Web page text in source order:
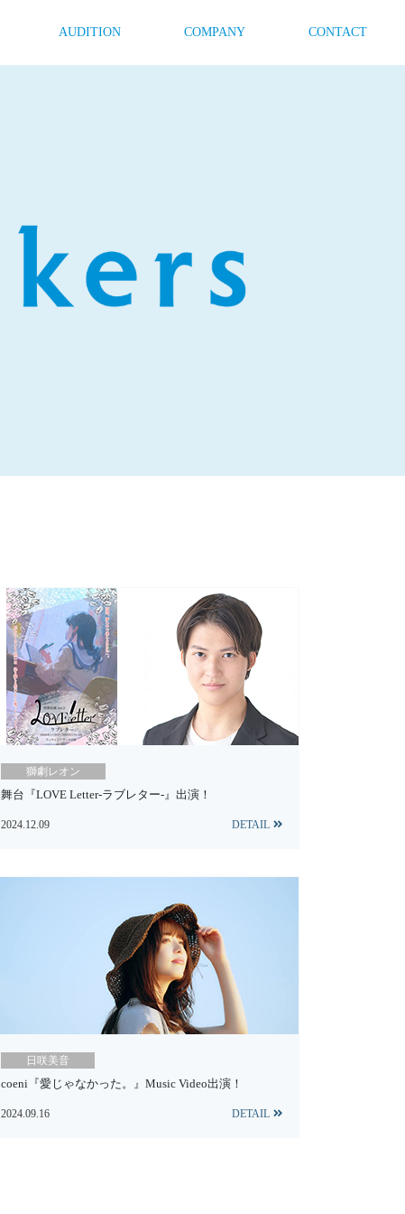
AUDITION COMPANY CONTACT
獅劇レオン
舞台『LOVE Letter-ラブレター-』出演！
2024.12.09 DETAIL
日咲美音
coeni『愛じゃなかった。』Music Video出演！
2024.09.16 DETAIL